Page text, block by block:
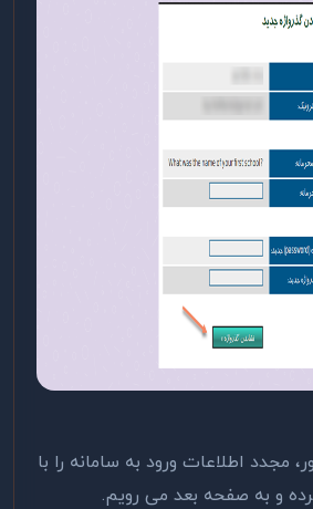
مجدد اطلاعات ورود به سامانه را با
و به صفحه بعد می رویم.